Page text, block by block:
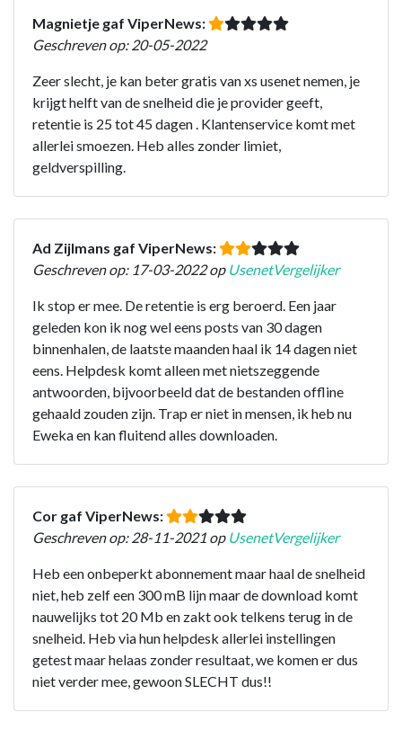
Magnietje gaf ViperNews:
Geschreven op: 20-05-2022
Zeer slecht, je kan beter gratis van xs usenet nemen, je
krijgt helft van de snelheid die je provider geeft,
retentie is 25 tot 45 dagen . Klantenservice komt met
allerlei smoezen. Heb alles zonder limiet,
geldverspilling.
Ad Zijlmans gaf ViperNews:
Geschreven op: 17-03-2022 op UsenetVergelijker
Ik stop er mee. De retentie is erg beroerd. Een jaar
geleden kon ik nog wel eens posts van 30 dagen
binnenhalen, de laatste maanden haal ik 14 dagen niet
eens. Helpdesk komt alleen met nietszeggende
antwoorden, bijvoorbeeld dat de bestanden offline
gehaald zouden zijn. Trap er niet in mensen, ik heb nu
Eweka en kan fluitend alles downloaden.
Cor gaf ViperNews:
Geschreven op: 28-11-2021 op UsenetVergelijker
Heb een onbeperkt abonnement maar haal de snelheid
niet, heb zelf een 300 mB lijn maar de download komt
nauwelijks tot 20 Mb en zakt ook telkens terug in de
snelheid. Heb via hun helpdesk allerlei instellingen
getest maar helaas zonder resultaat, we komen er dus
niet verder mee, gewoon SLECHT dus!!